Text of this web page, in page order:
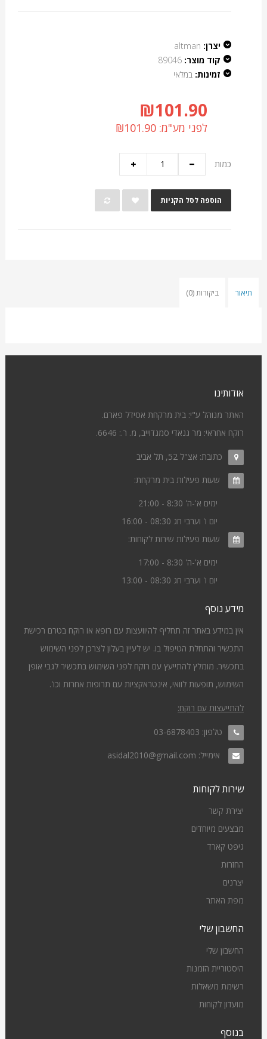
יצרן: altman
קוד מוצר:
זמינות: במלאי
₪101.90
לפני מע"מ: ₪101.90
כמות
הוספה לסל הקניות
תיאור ביקורות (0)
אודותינו
האתר מנוהל ע"י: בית מרקחת אסידל פארם.
רוקח אחראי: מר גנאדי סמנדוייב, מ. ר.: 6646.
כתובת: אצ"ל 52, תל אביב
שעות פעילות בית מרקחת:
ימים א'-ה' 8:30 - 21:00
יום ו' וערבי חג 08:30 - 16:00
שעות פעילות שירות לקוחות:
ימים א'-ה' 8:30 - 17:00
יום ו' וערבי חג 08:30 - 13:00
מידע נוסף
אין במידע באתר זה תחליף להיוועצות עם רופא או רוקח בטרם רכישת
התכשיר והתחלת הטיפול בו. יש לעיין בעלון לצרכן לפני השימוש
בתכשיר. מומלץ להתייעץ עם רוקח לפני השימוש בתכשיר לגבי אופן
השימוש, תופעות לוואי, אינטראקציות עם תרופות אחרות וכו'.
להתייעצות עם רוקח:
טלפון: 03-6878403
אימייל: asidal2010@gmail.com
שירות לקוחות
יצירת קשר
מבצעים מיוחדים
גיפט קארד
החזרות
יצרנים
מפת האתר
החשבון שלי
החשבון שלי
היסטוריית הזמנות
רשימת משאלות
מועדון לקוחות
בנוסף